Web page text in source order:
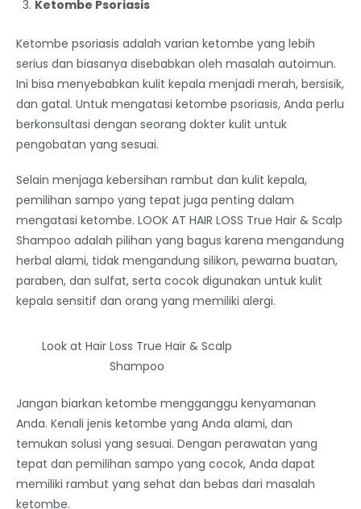
Ketombe Psoriasis
Ketombe psoriasis adalah varian ketombe yang lebih
serius dan biasanya disebabkan oleh masalah autoimun.
Ini bisa menyebabkan kulit kepala menjadi merah, bersisik,
dan gatal. Untuk mengatasi ketombe psoriasis, Anda perlu
berkonsultasi dengan seorang dokter kulit untuk
pengobatan yang sesuai.
Selain menjaga kebersihan rambut dan kulit kepala,
pemilihan sampo yang tepat juga penting dalam
mengatasi ketombe. LOOK AT HAIR LOSS True Hair & Scalp
Shampoo adalah pilihan yang bagus karena mengandung
herbal alami, tidak mengandung silikon, pewarna buatan,
paraben, dan sulfat, serta cocok digunakan untuk kulit
kepala sensitif dan orang yang memiliki alergi.
Look at Hair Loss True Hair & Scalp
Shampoo
Jangan biarkan ketombe mengganggu kenyamanan
Anda. Kenali jenis ketombe yang Anda alami, dan
temukan solusi yang sesuai. Dengan perawatan yang
tepat dan pemilihan sampo yang cocok, Anda dapat
memiliki rambut yang sehat dan bebas dari masalah
ketombe.